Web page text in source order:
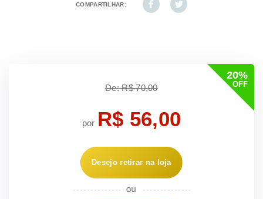
COMPARTILHAR:
20%
OFF
De: R$ 70,00
por R$ 56,00
Desejo retirar na loja